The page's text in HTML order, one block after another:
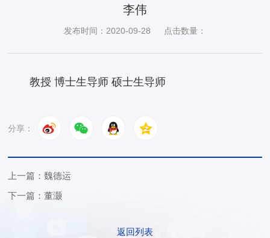
李伟
发布时间：2020-09-28 点击数量：
教授 博士生导师 硕士生导师
分享：
上一篇：魏德运
下一篇：董灏
返回列表